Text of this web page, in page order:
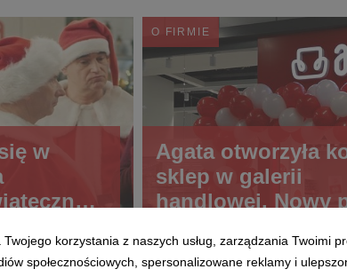
w
O FIRMIE
Agata otworzyła
sklep w galerii
handlowej. Nowy
korzystania z naszych usług, zarządzania Twoimi
społecznościowych, spersonalizowane reklamy i